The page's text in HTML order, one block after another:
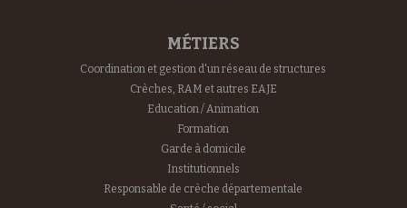
MÉTIERS
Coordination et gestion d'un réseau de structures
Crèches, RAM et autres EAJE
Education / Animation
Formation
Garde à domicile
Institutionnels
Responsable de crèche départementale